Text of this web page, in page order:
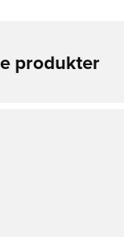
produkter